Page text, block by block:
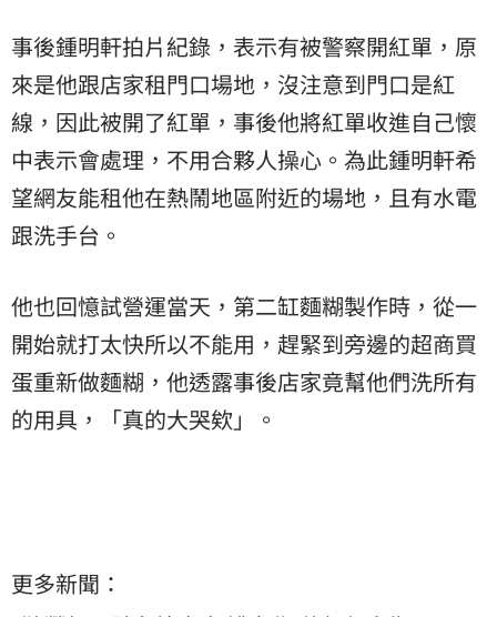
事後鍾明軒拍片紀錄，表示有被警察開紅單，原
來是他跟店家租門口場地，沒注意到門口是紅
線，因此被開了紅單，事後他將紅單收進自己懷
中表示會處理，不用合夥人操心。為此鍾明軒希
望網友能租他在熱鬧地區附近的場地，且有水電
跟洗手台。
他也回憶試營運當天，第二缸麵糊製作時，從一
開始就打太快所以不能用，趕緊到旁邊的超商買
蛋重新做麵糊，他透露事後店家竟幫他們洗所有
的用具，「真的大哭欸」。
更多新聞：